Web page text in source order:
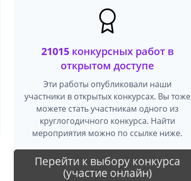
21015конкурсных работ в
открытом доступе
Эти работы опубликовали наши
участники в открытых конкурсах. Вы тоже
можете стать участникам одного из
круглогодичного конкурса. Найти
мероприятия можно по ссылке ниже.
Перейти к выбору конкурса
(участие онлайн)